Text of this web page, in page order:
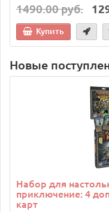
1490.00 руб.
Купить
Новые
Набор для
приключение: 4
карт